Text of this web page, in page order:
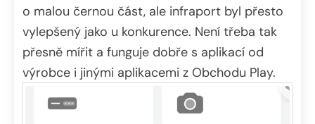
o malou černou část, ale infraport byl přesto
vylepšený jako u konkurence. Není třeba tak
přesně mířit a funguje dobře s aplikací od
výrobce i jinými aplikacemi z Obchodu Play.